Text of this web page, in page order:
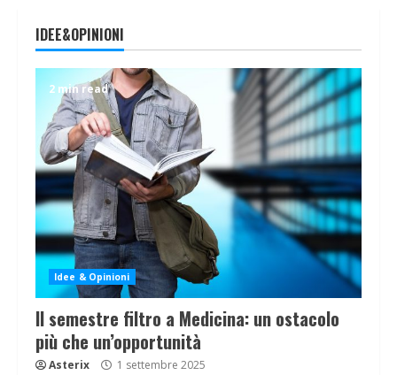
IDEE&OPINIONI
2 min read
Idee & Opinioni
Il semestre filtro a Medicina: un ostacolo
più che un’opportunità
Asterix 1 settembre 2025